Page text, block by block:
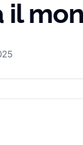
il